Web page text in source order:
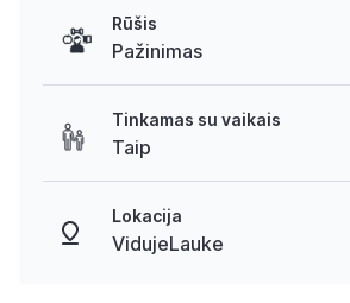
Rūšis
Pažinimas
Tinkamas su vaikais
Taip
Lokacija
VidujeLauke